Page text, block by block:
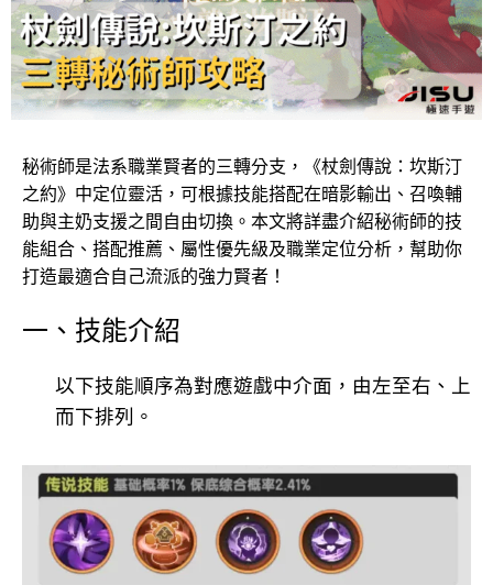
秘術師是法系職業賢者的三轉分支，《杖劍傳說：坎斯汀
之約》中定位靈活，可根據技能搭配在暗影輸出、召喚輔
助與主奶支援之間自由切換。本文將詳盡介紹秘術師的技
能組合、搭配推薦、屬性優先級及職業定位分析，幫助你
打造最適合自己流派的強力賢者！
一、技能介紹
以下技能順序為對應遊戲中介面，由左至右、上
而下排列。